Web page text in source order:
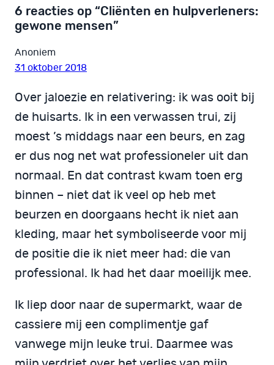
6 reacties op “Cliënten en hulpverleners:
gewone mensen”
Anoniem
31 oktober 2018
Over jaloezie en relativering: ik was ooit bij
de huisarts. Ik in een verwassen trui, zij
moest ’s middags naar een beurs, en zag
er dus nog net wat professioneler uit dan
normaal. En dat contrast kwam toen erg
binnen – niet dat ik veel op heb met
beurzen en doorgaans hecht ik niet aan
kleding, maar het symboliseerde voor mij
de positie die ik niet meer had: die van
professional. Ik had het daar moeilijk mee.
Ik liep door naar de supermarkt, waar de
cassiere mij een complimentje gaf
vanwege mijn leuke trui. Daarmee was